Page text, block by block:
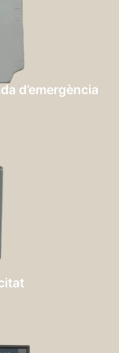
d’emergència